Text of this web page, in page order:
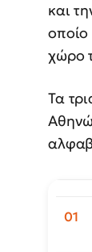
και
οποίο
χώρο
Τα